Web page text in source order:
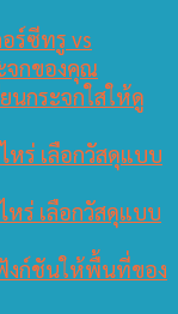
ร์ซีทรู vs
จกของคุณ
นกระจกใสให้ดู
หร่ เลือกวัสดุแบบ
หร่ เลือกวัสดุแบบ
งก์ชันให้พื้นที่ของ